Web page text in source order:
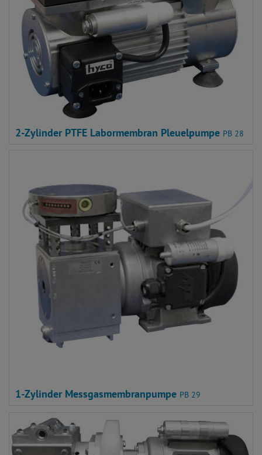
2-Zylinder PTFE Labormembran Pleuelpumpe PB 28
1-Zylinder Messgasmembranpumpe PB 29